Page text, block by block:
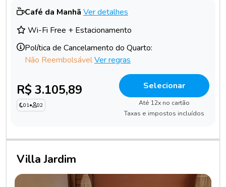
Café da Manhã Ver detalhes
Wi-Fi Free + Estacionamento
Política de Cancelamento do Quarto:
Não ReembolsávelVer regras
R$ 3.105,89
01• 02
Selecionar
Até 12x no cartão
Taxas e impostos incluídos
Villa Jardim